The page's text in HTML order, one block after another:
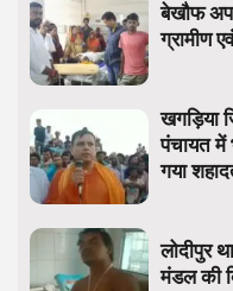
बेखौफ
ग्रामीण
खगड़िया
पंचायत में
गया
लोदीपुर
मंडल की